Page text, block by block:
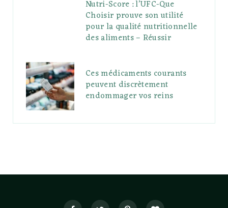
Nutri-Score : l’UFC-Que
Choisir prouve son utilité
pour la qualité nutritionnelle
des aliments – Réussir
Ces médicaments courants
peuvent discrètement
endommager vos reins